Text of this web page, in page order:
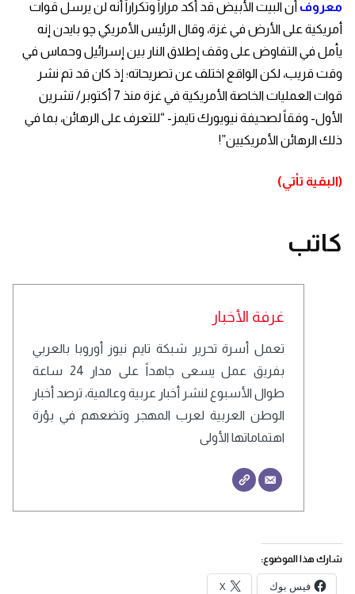
معروف أن البيت الأبيض قد أكد مراراً وتكراراً أنه لن يرسل قوات
أمريكية على الأرض في غزة، وقال الرئيس الأمريكي چو بايدن إنه
يأمل في التفاوض على وقف إطلاق النار بين إسرائيل وحماس في
وقت قريب، لكن الواقع اختلف عن تصريحاته؛ إذ كان قد تم نشر
قوات العمليات الخاصة الأمريكية في غزة منذ 7 أكتوبر/ تشرين
الأول- وفقاً لصحيفة نيويورك تايمز- “للتعرف على الرهائن، بما في
ذلك الرهائن الأمريكيين”!
(البقية تأتي)
كاتب
غرفة الأخبار
تعمل أسرة تحرير شبكة تايم نيوز أوروبا بالعربي
بفريق عمل يسعى جاهداً على مدار 24 ساعة
طوال الأسبوع لنشر أخبار عربية وعالمية، ترصد أخبار
الوطن العربية لعرب المهجر وتضعهم في بؤرة
اهتماماتها الأولى
شارك هذا الموضوع:
فيس بوك X